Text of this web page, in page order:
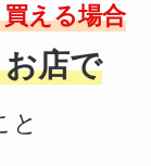
える場合
店で
と